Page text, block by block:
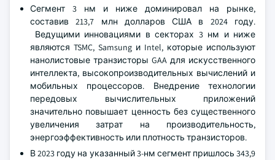
Сегмент 3 нм и ниже доминировал на рынке,
составив 213,7 млн долларов США в 2024 году.
Ведущими инновациями в секторах 3 нм и ниже
являются TSMC, Samsung и Intel, которые используют
нанолистовые транзисторы GAA для искусственного
интеллекта, высокопроизводительных вычислений и
мобильных процессоров. Внедрение технологии
передовых вычислительных приложений
значительно повышает ценность без существенного
увеличения затрат на производительность,
энергоэффективность или плотность транзисторов.
В 2023 году на указанный 3-нм сегмент пришлось 343,9